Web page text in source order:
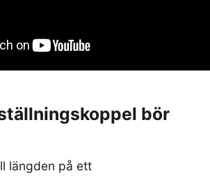
bör
längden på ett